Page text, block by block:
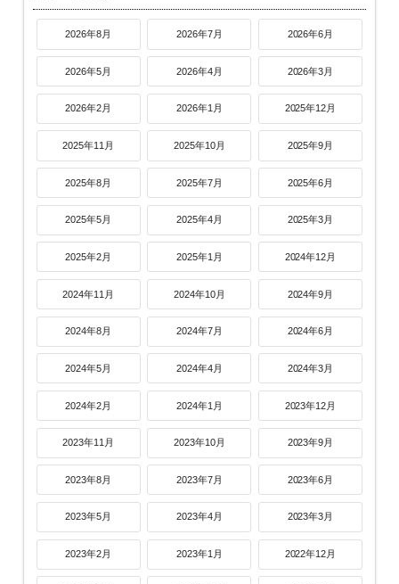
2026年8月 2026年7月 2026年6月
2026年5月 2026年4月 2026年3月
2026年2月 2026年1月 2025年12月
2025年11月 2025年10月 2025年9月
2025年8月 2025年7月 2025年6月
2025年5月 2025年4月 2025年3月
2025年2月 2025年1月 2024年12月
2024年11月 2024年10月 2024年9月
2024年8月 2024年7月 2024年6月
2024年5月 2024年4月 2024年3月
2024年2月 2024年1月 2023年12月
2023年11月 2023年10月 2023年9月
2023年8月 2023年7月 2023年6月
2023年5月 2023年4月 2023年3月
2023年2月 2023年1月 2022年12月